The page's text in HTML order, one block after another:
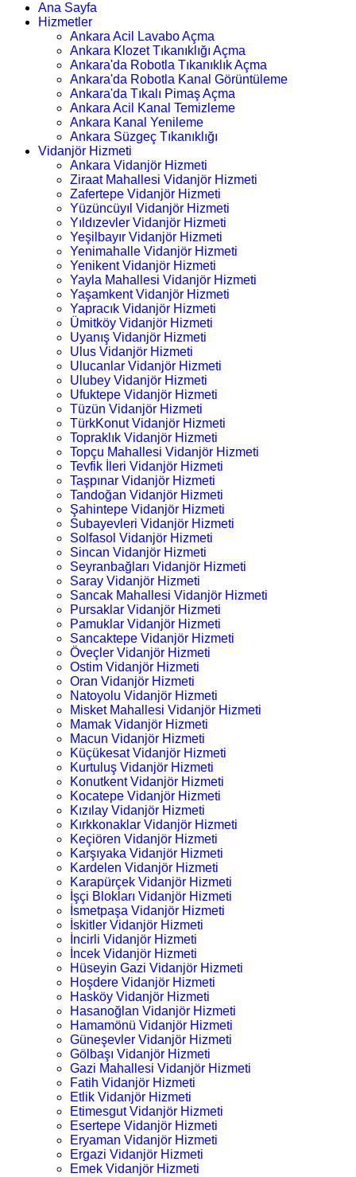
Ana Sayfa
Hizmetler
Ankara Acil Lavabo Açma
Ankara Klozet Tıkanıklığı Açma
Ankara'da Robotla Tıkanıklık Açma
Ankara'da Robotla Kanal Görüntüleme
Ankara'da Tıkalı Pimaş Açma
Ankara Acil Kanal Temizleme
Ankara Kanal Yenileme
Ankara Süzgeç Tıkanıklığı
Vidanjör Hizmeti
Ankara Vidanjör Hizmeti
Ziraat Mahallesi Vidanjör Hizmeti
Zafertepe Vidanjör Hizmeti
Yüzüncüyıl Vidanjör Hizmeti
Yıldızevler Vidanjör Hizmeti
Yeşilbayır Vidanjör Hizmeti
Yenimahalle Vidanjör Hizmeti
Yenikent Vidanjör Hizmeti
Yayla Mahallesi Vidanjör Hizmeti
Yaşamkent Vidanjör Hizmeti
Yapracık Vidanjör Hizmeti
Ümitköy Vidanjör Hizmeti
Uyanış Vidanjör Hizmeti
Ulus Vidanjör Hizmeti
Ulucanlar Vidanjör Hizmeti
Ulubey Vidanjör Hizmeti
Ufuktepe Vidanjör Hizmeti
Tüzün Vidanjör Hizmeti
TürkKonut Vidanjör Hizmeti
Topraklık Vidanjör Hizmeti
Topçu Mahallesi Vidanjör Hizmeti
Tevfik İleri Vidanjör Hizmeti
Taşpınar Vidanjör Hizmeti
Tandoğan Vidanjör Hizmeti
Şahintepe Vidanjör Hizmeti
Subayevleri Vidanjör Hizmeti
Solfasol Vidanjör Hizmeti
Sincan Vidanjör Hizmeti
Seyranbağları Vidanjör Hizmeti
Saray Vidanjör Hizmeti
Sancak Mahallesi Vidanjör Hizmeti
Pursaklar Vidanjör Hizmeti
Pamuklar Vidanjör Hizmeti
Sancaktepe Vidanjör Hizmeti
Öveçler Vidanjör Hizmeti
Ostim Vidanjör Hizmeti
Oran Vidanjör Hizmeti
Natoyolu Vidanjör Hizmeti
Misket Mahallesi Vidanjör Hizmeti
Mamak Vidanjör Hizmeti
Macun Vidanjör Hizmeti
Küçükesat Vidanjör Hizmeti
Kurtuluş Vidanjör Hizmeti
Konutkent Vidanjör Hizmeti
Kocatepe Vidanjör Hizmeti
Kızılay Vidanjör Hizmeti
Kırkkonaklar Vidanjör Hizmeti
Keçiören Vidanjör Hizmeti
Karşıyaka Vidanjör Hizmeti
Kardelen Vidanjör Hizmeti
Karapürçek Vidanjör Hizmeti
İşçi Blokları Vidanjör Hizmeti
İsmetpaşa Vidanjör Hizmeti
İskitler Vidanjör Hizmeti
İncirli Vidanjör Hizmeti
İncek Vidanjör Hizmeti
Hüseyin Gazi Vidanjör Hizmeti
Hoşdere Vidanjör Hizmeti
Hasköy Vidanjör Hizmeti
Hasanoğlan Vidanjör Hizmeti
Hamamönü Vidanjör Hizmeti
Güneşevler Vidanjör Hizmeti
Gölbaşı Vidanjör Hizmeti
Gazi Mahallesi Vidanjör Hizmeti
Fatih Vidanjör Hizmeti
Etlik Vidanjör Hizmeti
Etimesgut Vidanjör Hizmeti
Esertepe Vidanjör Hizmeti
Eryaman Vidanjör Hizmeti
Ergazi Vidanjör Hizmeti
Emek Vidanjör Hizmeti